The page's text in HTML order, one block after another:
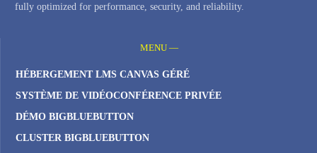
fully optimized for performance, security, and reliability.
MENU —
HÉBERGEMENT LMS CANVAS GÉRÉ
SYSTÈME DE VIDÉOCONFÉRENCE PRIVÉE
DÉMO BIGBLUEBUTTON
CLUSTER BIGBLUEBUTTON